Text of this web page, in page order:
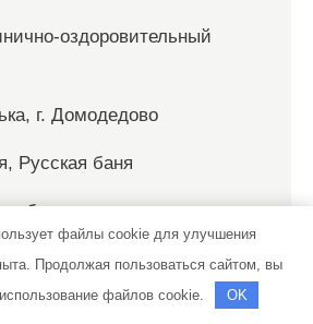
оздоровительный
г. Домодедово
Русская баня
баня-сауна
автокомплекс
файлы cookie для улучшения
Продолжая пользоваться сайтом, вы
файлов cookie.
OK